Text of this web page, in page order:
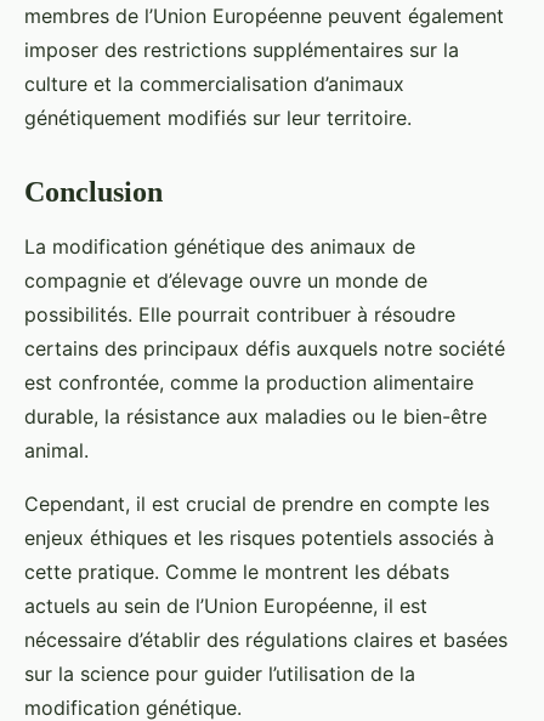
membres de l’Union Européenne peuvent également
imposer des restrictions supplémentaires sur la
culture et la commercialisation d’animaux
génétiquement modifiés sur leur territoire.
Conclusion
La modification génétique des animaux de
compagnie et d’élevage ouvre un monde de
possibilités. Elle pourrait contribuer à résoudre
certains des principaux défis auxquels notre société
est confrontée, comme la production alimentaire
durable, la résistance aux maladies ou le bien-être
animal.
Cependant, il est crucial de prendre en compte les
enjeux éthiques et les risques potentiels associés à
cette pratique. Comme le montrent les débats
actuels au sein de l’Union Européenne, il est
nécessaire d’établir des régulations claires et basées
sur la science pour guider l’utilisation de la
modification génétique.